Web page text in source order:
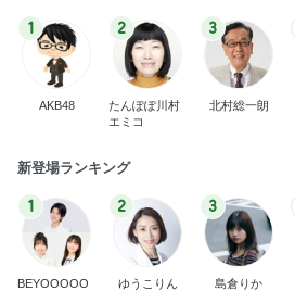
1
AKB48
2
たんぽぽ川村
エミコ
3
北村総一朗
新登場ランキング
1
BEYOOOOO
2
ゆうこりん
3
島倉りか